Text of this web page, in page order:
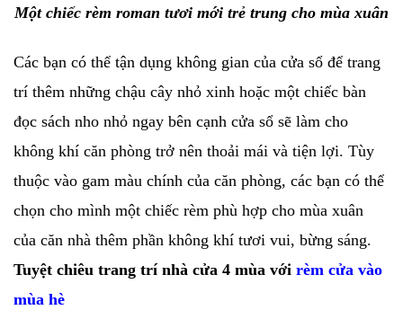
Một chiếc rèm roman tươi mới trẻ trung cho mùa xuân
Các bạn có thể tận dụng không gian của cửa sổ để trang
trí thêm những chậu cây nhỏ xinh hoặc một chiếc bàn
đọc sách nho nhỏ ngay bên cạnh cửa sổ sẽ làm cho
không khí căn phòng trở nên thoải mái và tiện lợi. Tùy
thuộc vào gam màu chính của căn phòng, các bạn có thể
chọn cho mình một chiếc rèm phù hợp cho mùa xuân
của căn nhà thêm phần không khí tươi vui, bừng sáng.
Tuyệt chiêu trang trí nhà cửa 4 mùa với rèm cửa vào
mùa hè